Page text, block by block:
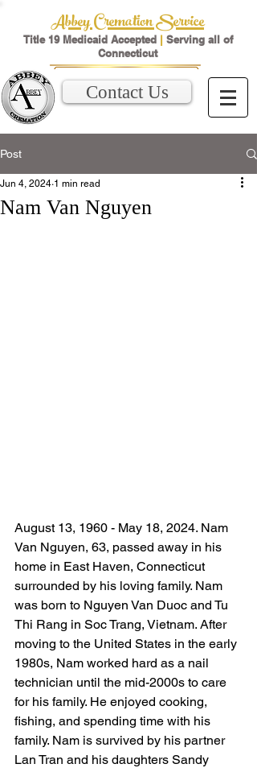
Abbey Cremation Service
Title 19 Medicaid Accepted | Serving all of
Connecticut
Contact Us
Post
Nam Van Nguyen
Jun 4, 2024 1 min read
August 13, 1960 - May 18, 2024. Nam
Van Nguyen, 63, passed away in his
home in East Haven, Connecticut
surrounded by his loving family. Nam
was born to Nguyen Van Duoc and Tu
Thi Rang in Soc Trang, Vietnam. After
moving to the United States in the early
1980s, Nam worked hard as a nail
technician until the mid-2000s to care
for his family. He enjoyed cooking,
fishing, and spending time with his
family. Nam is survived by his partner
Lan Tran and his daughters Sandy